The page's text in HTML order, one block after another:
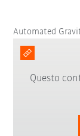
Automated
Questo